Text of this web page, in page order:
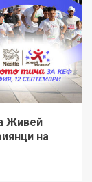
Живей
на